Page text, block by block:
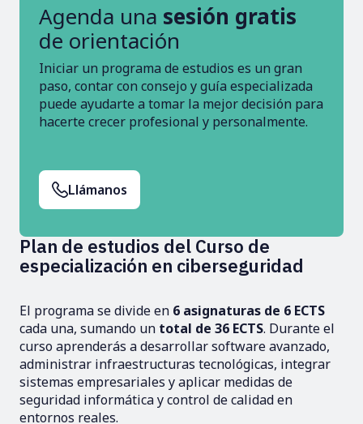
Agenda una sesión gratis
de orientación
Iniciar un programa de estudios es un gran
paso, contar con consejo y guía especializada
puede ayudarte a tomar la mejor decisión para
hacerte crecer profesional y personalmente.
Llámanos
Plan de estudios del Curso de
especialización en ciberseguridad
El programa se divide en 6 asignaturas de 6 ECTS
cada una, sumando un total de 36 ECTS. Durante el
curso aprenderás a desarrollar software avanzado,
administrar infraestructuras tecnológicas, integrar
sistemas empresariales y aplicar medidas de
seguridad informática y control de calidad en
entornos reales.